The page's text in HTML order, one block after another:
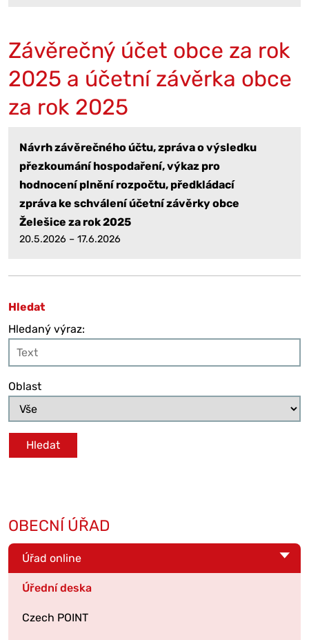
Závěrečný účet obce za rok
2025 a účetní závěrka obce
za rok 2025
Návrh závěrečného účtu, zpráva o výsledku
přezkoumání hospodaření, výkaz pro
hodnocení plnění rozpočtu, předkládací
zpráva ke schválení účetní závěrky obce
Želešice za rok 2025
20.5.2026 – 17.6.2026
Hledat
Hledaný výraz:
Oblast
OBECNÍ ÚŘAD
Úřad online
Úřední deska
Czech POINT